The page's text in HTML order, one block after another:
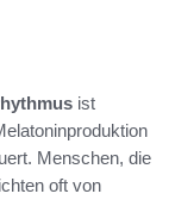
ist
Menschen, die
oft von